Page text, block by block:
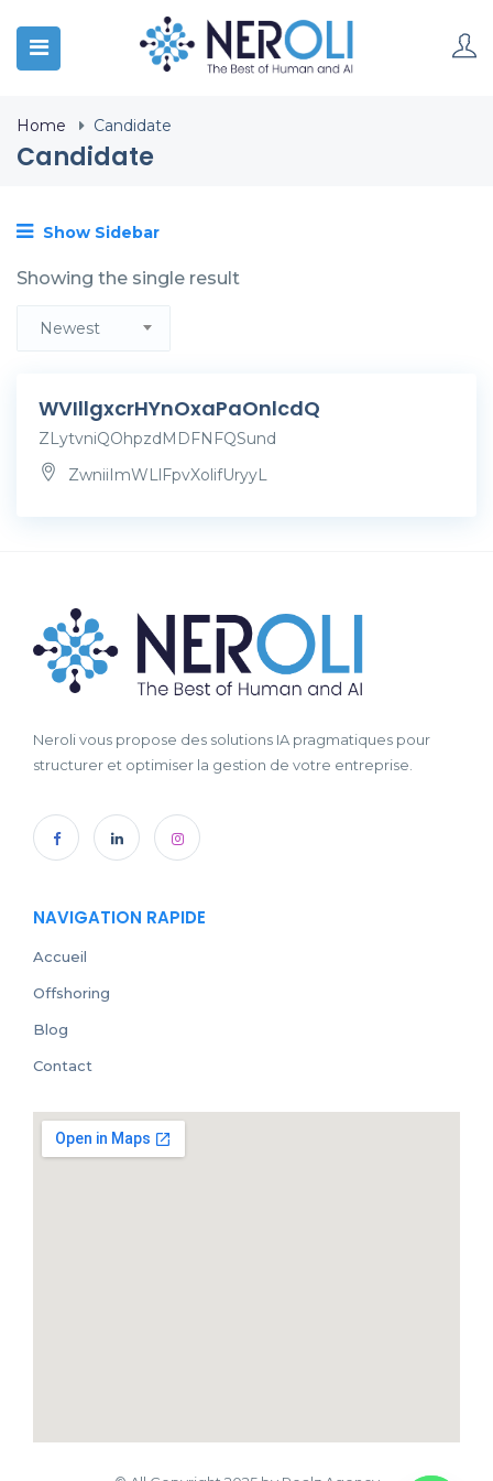
Home Candidate
Candidate
Show Sidebar
Showing the single result
Newest
WVIllgxcrHYnOxaPaOnlcdQ
ZLytvniQOhpzdMDFNFQSund
ZwniiImWLlFpvXolifUryyL
Neroli vous propose des solutions IA pragmatiques pour
structurer et optimiser la gestion de votre entreprise.
NAVIGATION RAPIDE
Accueil
Offshoring
Blog
Contact